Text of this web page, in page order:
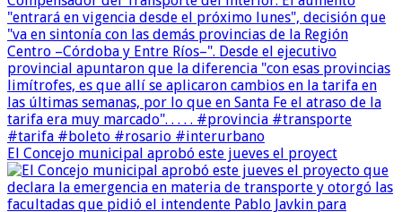
El Concejo municipal aprobó este jueves el proyect